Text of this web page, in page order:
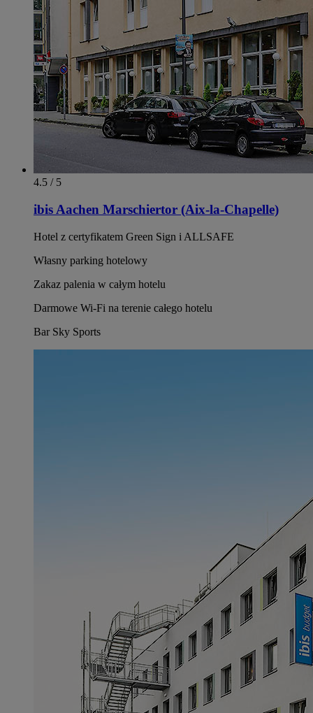
4.5 / 5
ibis Aachen Marschiertor (Aix-la-Chapelle)
Hotel z certyfikatem Green Sign i ALLSAFE
Własny parking hotelowy
Zakaz palenia w całym hotelu
Darmowe Wi-Fi na terenie całego hotelu
Bar Sky Sports